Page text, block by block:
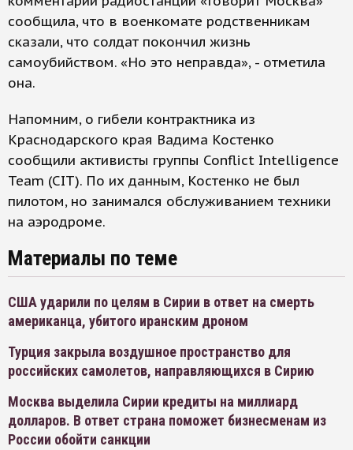
сообщила, что в военкомате родственникам
сказали, что солдат покончил жизнь
самоубийством. «Но это неправда», - отметила
она.
Напомним, о гибели контрактника из
Краснодарского края Вадима Костенко
сообщили активисты группы Conflict Intelligence
Team (CIT). По их данным, Костенко не был
пилотом, но занимался обслуживанием техники
на аэродроме.
Материалы по теме
США ударили по целям в Сирии в ответ на смерть
американца, убитого иранским дроном
Турция закрыла воздушное пространство для
российских самолетов, направляющихся в Сирию
Москва выделила Сирии кредиты на миллиард
долларов. В ответ страна поможет бизнесменам из
России обойти санкции